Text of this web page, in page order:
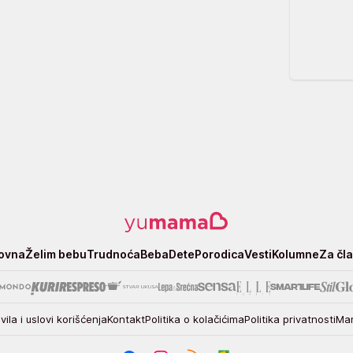
Želim bebuTrudnoćaBebaDetePorodicaVestiKolumneZa
i uslovi korišćenjaKontaktPolitika o kolačićimaPolitika privatnosti